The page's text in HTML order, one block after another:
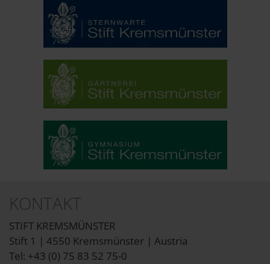
KONTAKT
STIFT KREMSMÜNSTER
Stift 1 | 4550 Kremsmünster | Austria
Tel: +43 (0) 75 83 52 75-0